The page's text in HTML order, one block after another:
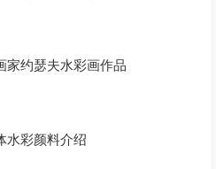
家约瑟夫水彩画作品
水彩颜料介绍